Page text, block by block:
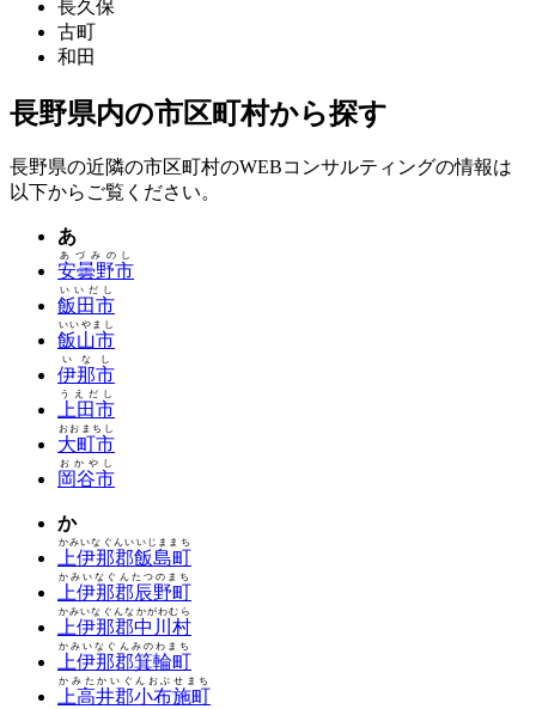
長久保
古町
和田
長野県内の市区町村から探す
長野県の近隣の市区町村のWEBコンサルティングの情報は
以下からご覧ください。
あ
安曇野市
あづみのし
飯田市
いいだし
飯山市
いいやまし
伊那市
いなし
上田市
うえだし
大町市
おおまちし
岡谷市
おかやし
か
上伊那郡飯島町
かみいなぐんいいじままち
上伊那郡辰野町
かみいなぐんたつのまち
上伊那郡中川村
かみいなぐんなかがわむら
上伊那郡箕輪町
かみいなぐんみのわまち
上高井郡小布施町
かみたかいぐんおぶせまち